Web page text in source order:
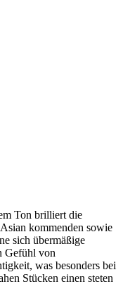
Ton brilliert die
kommenden sowie
sich übermäßige
Gefühl von
was besonders bei
Stücken einen steten